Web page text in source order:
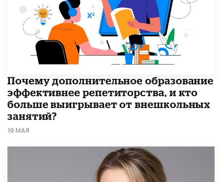
​Почему дополнительное образование
эффективнее репетиторства, и кто
больше выигрывает от внешкольных
занятий?
19 МАЯ